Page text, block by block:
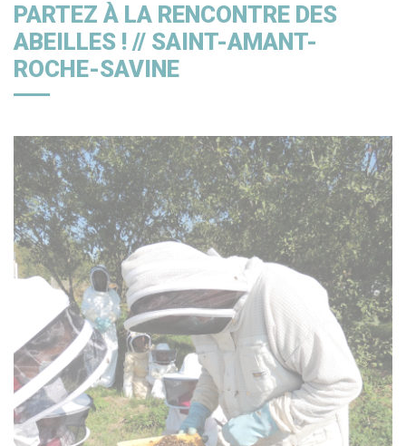
PARTEZ À LA RENCONTRE DES
ABEILLES ! // SAINT-AMANT-
ROCHE-SAVINE